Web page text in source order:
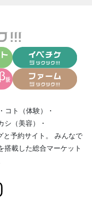
・ コト（体験）
・
シ（美容）
・
予約サイト。
みんなで
搭載した総合マーケット